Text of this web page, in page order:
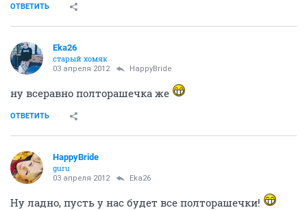
ОТВЕТИТЬ
Eka26
старый хомяк
03 апреля 2012 HappyBride
ну всеравно полторашечка же
ОТВЕТИТЬ
HappyBride
guru
03 апреля 2012 Eka26
Ну ладно, пусть у нас будет все полторашечки!